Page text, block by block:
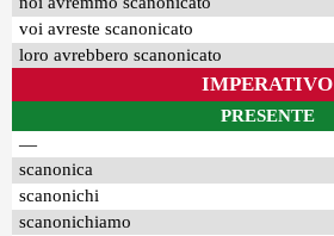
voi avreste scanonicato
loro avrebbero scanonicato
IMPERATIVO
PRESENTE
—
scanonica
scanonichi
scanonichiamo